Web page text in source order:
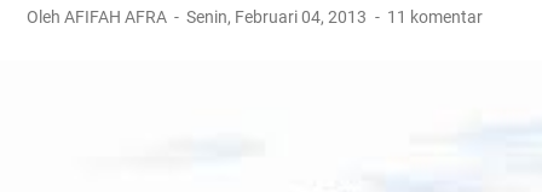
Oleh AFIFAH AFRA Senin, Februari 04, 2013 11 komentar